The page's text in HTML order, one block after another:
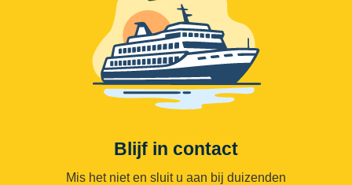
Blijf in contact
Mis het niet en sluit u aan bij duizenden